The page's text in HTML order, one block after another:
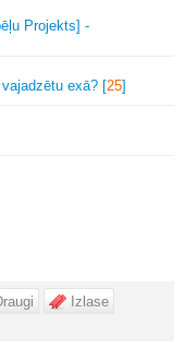
Projekts] -
exā? [25]
Izlase